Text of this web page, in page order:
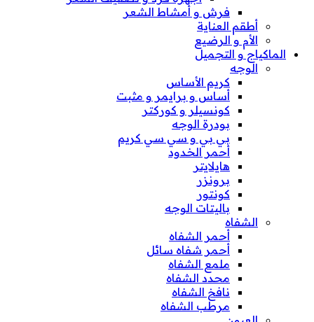
فرش و أمشاط الشعر
أطقم العناية
الأم و الرضيع
الماكياج و التجميل
الوجه
كريم الأساس
أساس و برايمر و مثبت
كونسيلر و كوركتر
بودرة الوجه
بي بي و سي سي كريم
أحمر الخدود
هايلايتر
برونزر
كونتور
باليتات الوجه
الشفاه
أحمر الشفاه
أحمر شفاه سائل
ملمع الشفاه
محدد الشفاه
نافخ الشفاه
مرطب الشفاه